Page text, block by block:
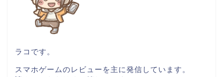
ラコです。
スマホゲームのレビューを主に発信しています。